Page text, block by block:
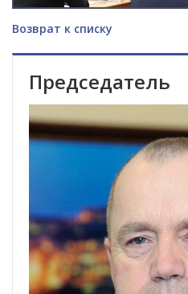
Возврат к списку
Председатель